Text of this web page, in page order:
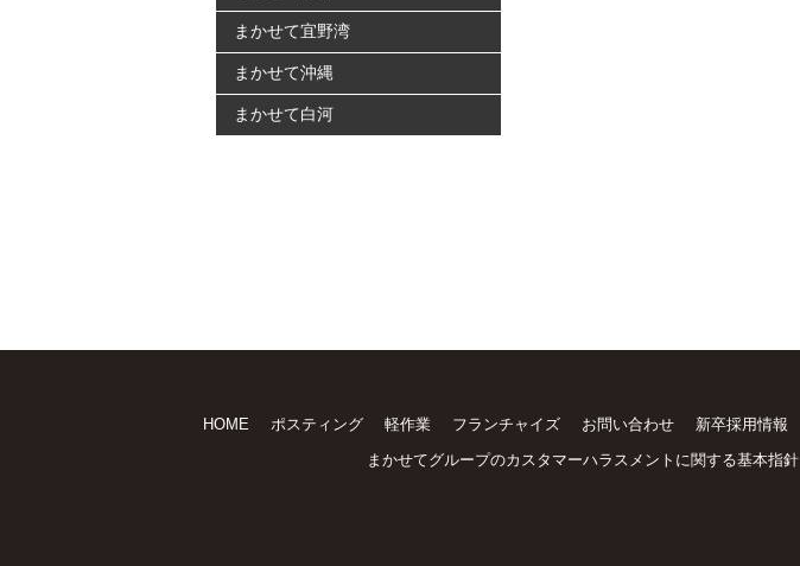
まかせて宜野湾
まかせて沖縄
まかせて白河
HOME ポスティング｜ 軽作業｜ フランチャイズ｜ お問い合わせ｜ 新卒採用情報
まかせてグループのカスタマーハラスメントに関する基本指針